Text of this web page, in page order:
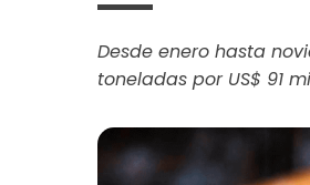
Desde enero hasta
toneladas por US$ 91